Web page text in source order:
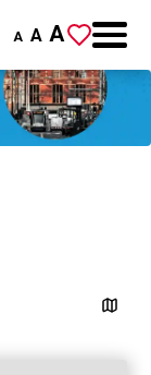
A A A